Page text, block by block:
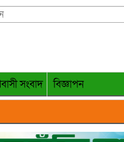
সংবাদ
বিজ্ঞাপন